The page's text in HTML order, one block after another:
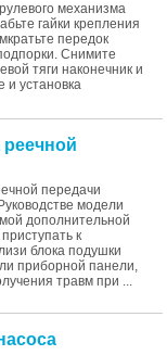
механизма
гайки крепления
передок
Снимите
тяги наконечник и
и установка
реечной
передачи
модели
дополнительной
к
блока подушки
приборной панели,
травм при ...